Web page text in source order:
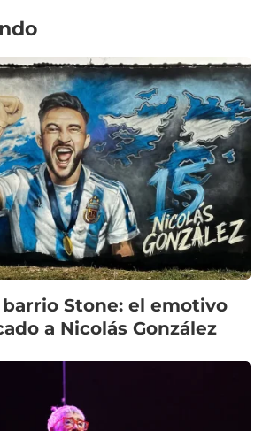
Stone: el emotivo
a Nicolás González